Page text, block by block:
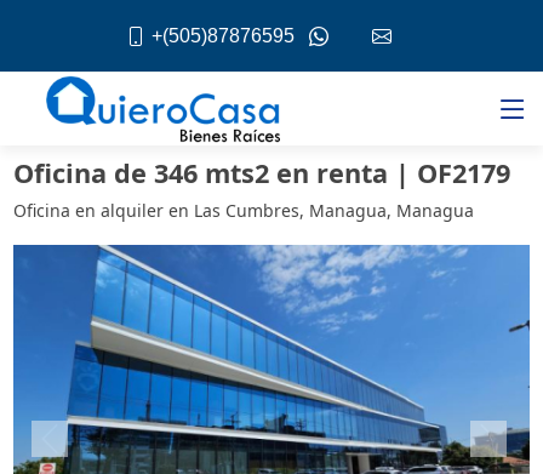
+(505)87876595
Oficina de 346 mts2 en renta | OF2179
Oficina en alquiler en Las Cumbres, Managua, Managua